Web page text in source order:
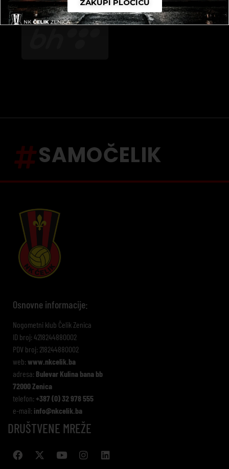
SAMOČELIK
Osnovne informacije:
Nogometni klub Čelik Zenica
ID broj: 4218244880002
PDV broj: 218244880002
web: www.nkcelik.ba
adresa: Bulevar Kulina bana bb
72000 Zenica
telefon: +387 (0) 32 978 555
e-mail: info@nkcelik.ba
DRUŠTVENE MREŽE
ZAKUPI PLOČICU